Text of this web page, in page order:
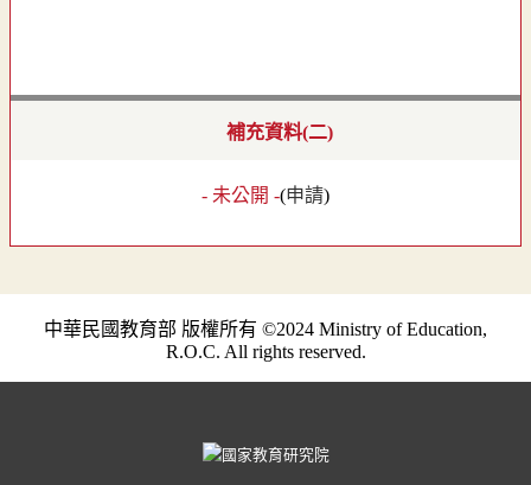
補充資料(二)
- 未公開 -(申請)
中華民國教育部 版權所有 ©2024 Ministry of Education,
R.O.C. All rights reserved.